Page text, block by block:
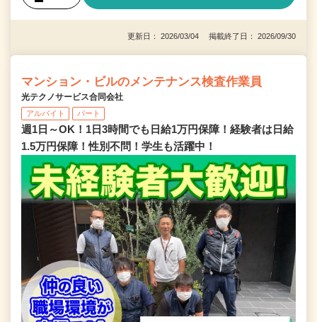
更新日： 2026/03/04 掲載終了日： 2026/09/30
マンション・ビルのメンテナンス検査作業員
光テクノサービス合同会社
アルバイト パート
週1日～OK！1日3時間でも日給1万円保障！経験者は日給
1.5万円保障！性別不問！学生も活躍中！